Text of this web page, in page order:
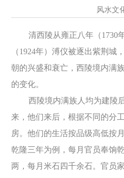
风水文
清西陵从雍正八年（1730
（1924年）溥仪被逐出紫荆城
朝的兴盛和衰亡，西陵境内满
的变化。
西陵境内满族人均为建陵
来，他们来后，根据不同的分
房。他们的生活按品级高低按
乾隆三年为例，每月官员奉饷
两，每月米石四千余石。官员